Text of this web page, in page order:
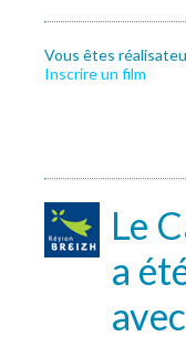
Vous êtes
Inscrire un film
Le
a